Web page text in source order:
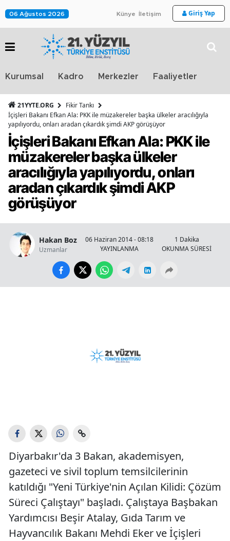
06 Ağustos 2026 Künye İletişim Giriş Yap
Kurumsal Kadro Merkezler Faaliyetler
21YYTE.ORG
Fikir Tankı
İçişleri Bakanı Efkan Ala: PKK ile müzakereler başka ülkeler aracılığıyla
yapılıyordu, onları aradan çıkardık şimdi AKP görüşüyor
İçişleri Bakanı Efkan Ala: PKK ile
müzakereler başka ülkeler
aracılığıyla yapılıyordu, onları
aradan çıkardık şimdi AKP
görüşüyor
Hakan Boz
Uzmanlar
06 Haziran 2014 - 08:18
YAYINLANMA
1 Dakika
OKUNMA SÜRESİ
Diyarbakır'da 3 Bakan, akademisyen,
gazeteci ve sivil toplum temsilcilerinin
katıldığı "Yeni Türkiye'nin Açılan Kilidi: Çözüm
Süreci Çalıştayı" başladı. Çalıştaya Başbakan
Yardımcısı Beşir Atalay, Gıda Tarım ve
Hayvancılık Bakanı Mehdi Eker ve İçişleri